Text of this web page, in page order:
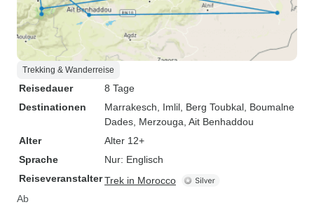
Trekking & Wanderreise
Reisedauer
8 Tage
Destinationen
Marrakesch , Imlil , Berg Toubkal , Boumalne
Dades , Merzouga , Ait Benhaddou
Alter
Alter 12+
Sprache
Nur: Englisch
ReiseveranstalterTrek in Morocco
Ab